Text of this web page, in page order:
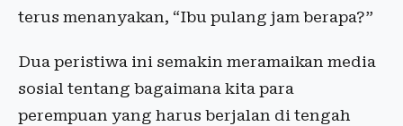
terus menanyakan, “Ibu pulang jam berapa?”
Dua peristiwa ini semakin meramaikan media
sosial tentang bagaimana kita para
perempuan yang harus berjalan di tengah